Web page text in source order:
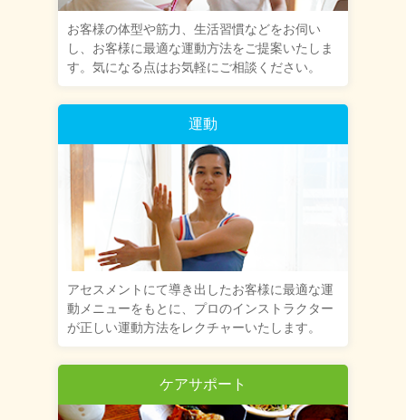
お客様の体型や筋力、生活習慣などをお伺い
し、お客様に最適な運動方法をご提案いたしま
す。気になる点はお気軽にご相談ください。
運動
アセスメントにて導き出したお客様に最適な運
動メニューをもとに、プロのインストラクター
が正しい運動方法をレクチャーいたします。
ケアサポート